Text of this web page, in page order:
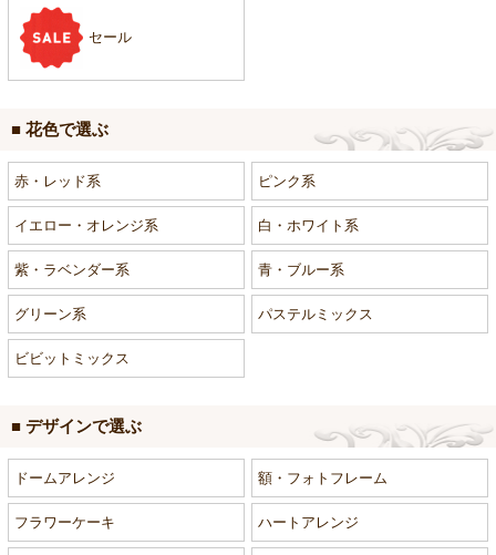
セール
■ 花色で選ぶ
赤・レッド系 ピンク系
イエロー・オレンジ系 白・ホワイト系
紫・ラベンダー系 青・ブルー系
グリーン系 パステルミックス
ビビットミックス
■ デザインで選ぶ
ドームアレンジ 額・フォトフレーム
フラワーケーキ ハートアレンジ